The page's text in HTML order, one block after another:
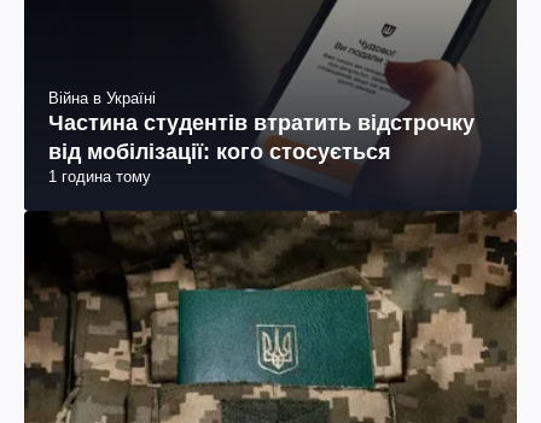
Війна в Україні
Частина студентів втратить відстрочку
від мобілізації: кого стосується
1 година тому